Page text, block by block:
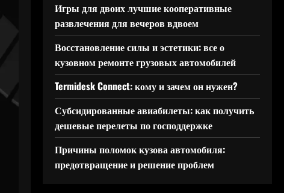
Игры для двоих лучшие кооперативные
развлечения для вечеров вдвоем
Восстановление силы и эстетики: все о
кузовном ремонте грузовых автомобилей
Termidesk Connect: кому и зачем он нужен?
Субсидированные авиабилеты: как получить
дешевые перелеты по господдержке
Причины поломок кузова автомобиля:
предотвращение и решение проблем